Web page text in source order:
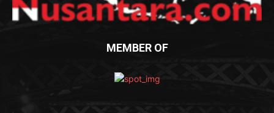
MEMBER OF